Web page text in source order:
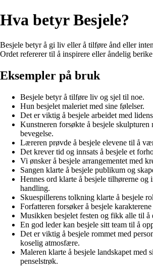
Hva betyr Besjele?
Besjele betyr å gi liv eller å tilføre ånd eller
Ordet refererer til å inspirere eller åndelig
Eksempler på bruk
Besjele betyr å tilføre liv og sjel til noe.
Hun besjelet maleriet med sine følelser.
Det er viktig å besjele arbeidet med
Kunstneren forsøkte å besjele skulpturen
bevegelse.
Læreren prøvde å besjele elevene til å
Det krever tid og innsats å besjele et
Vi ønsker å besjele arrangementet med
Sangen klarte å besjele publikum og
Hennes ord klarte å besjele tilhørerne og
handling.
Skuespillerens tolkning klarte å besjele
Forfatteren forsøker å besjele
Musikken besjelet festen og fikk alle til å
En god leder kan besjele sitt team til å
Det er viktig å besjele rommet med
koselig atmosfære.
Maleren klarte å besjele landskapet med
penselstrøk.